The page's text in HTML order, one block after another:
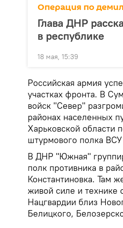
Операция по
Глава ДНР
в республике
18 мая, 15:39
Российская армия
участках фронта. В
войск "Север"
районах населенных
Харьковской области
штурмового полка
В ДНР "Южная"
полк противника в
Константиновка. Там
живой силе и технике
Нацгвардии близ
Белицкого,